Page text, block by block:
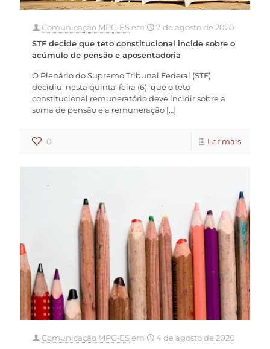
Comunicação MPC-ESem
7 de agosto de 2020
STF decide que teto constitucional incide sobre o
acúmulo de pensão e aposentadoria
O Plenário do Supremo Tribunal Federal (STF)
decidiu, nesta quinta-feira (6), que o teto
constitucional remuneratório deve incidir sobre a
soma de pensão e a remuneração […]
0 Ler mais
Comunicação MPC-ESem 4 de agosto de 2020